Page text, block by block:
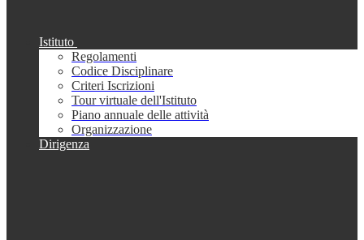
Istituto
Regolamenti
Codice Disciplinare
Criteri Iscrizioni
Tour virtuale dell'Istituto
Piano annuale delle attività
Organizzazione
Dirigenza